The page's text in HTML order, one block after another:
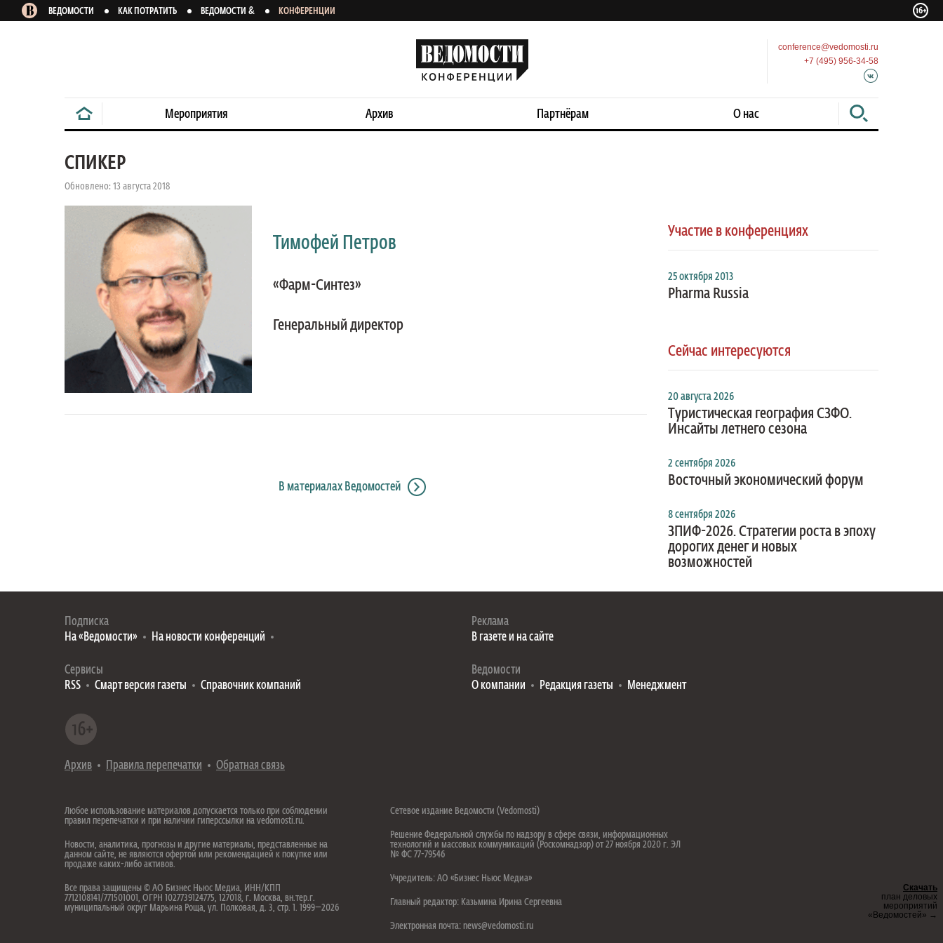
Скачать
план деловых
мероприятий
«Ведомостей» →
ВЕДОМОСТИ КАК ПОТРАТИТЬ ВЕДОМОСТИ & КОНФЕРЕНЦИИ
conference@vedomosti.ru
+7 (495) 956-34-58
Мероприятия Архив Партнёрам О нас
СПИКЕР
Обновлено: 13 августа 2018
Тимофей Петров
«Фарм-Синтез»
Генеральный директор
Участие в конференциях
25 октября 2013
Pharma Russia
Сейчас интересуются
20 августа 2026
Туристическая география СЗФО.
Инсайты летнего сезона
2 сентября 2026
Восточный экономический форум
8 сентября 2026
ЗПИФ-2026. Стратегии роста в эпоху
дорогих денег и новых
возможностей
В материалах Ведомостей
Подписка
На «Ведомости»
На новости конференций
Сервисы
RSS
Смарт версия газеты Справочник компаний
Реклама
В газете и на сайте
Ведомости
О компании
Редакция газеты Менеджмент
Архив Правила перепечатки Обратная связь
Любое использование материалов допускается только при соблюдении
правил перепечатки и при наличии гиперссылки на vedomosti.ru.
Новости, аналитика, прогнозы и другие материалы, представленные на
данном сайте, не являются офертой или рекомендацией к покупке или
продаже каких-либо активов.
Все права защищены © АО Бизнес Ньюс Медиа, ИНН/КПП
7712108141/771501001, ОГРН 1027739124775, 127018, г. Москва, вн.тер.г.
муниципальный округ Марьина Роща, ул. Полковая, д. 3, стр. 1. 1999—2026
Сетевое издание Ведомости (Vedomosti)
Решение Федеральной службы по надзору в сфере связи, информационных
технологий и массовых коммуникаций (Роскомнадзор) от 27 ноября 2020 г. ЭЛ
№ ФС 77-79546
Учредитель: АО «Бизнес Ньюс Медиа»
Главный редактор: Казьмина Ирина Сергеевна
Электронная почта: news@vedomosti.ru